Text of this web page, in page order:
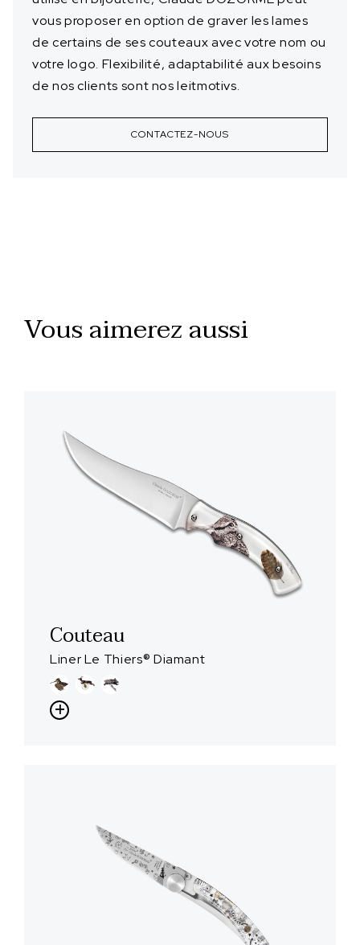
vous proposer en option de graver les lames
de certains de ses couteaux avec votre nom ou
votre logo. Flexibilité, adaptabilité aux besoins
de nos clients sont nos leitmotivs.
CONTACTEZ-NOUS
Vous aimerez aussi
Couteau
Liner Le Thiers® Diamant